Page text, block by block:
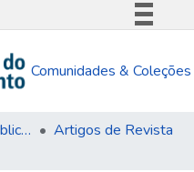
Comunica BR
Acesso à informação
Comunidades & Coleções
Navegar por Tipo de Publicação
Artigos de Revista